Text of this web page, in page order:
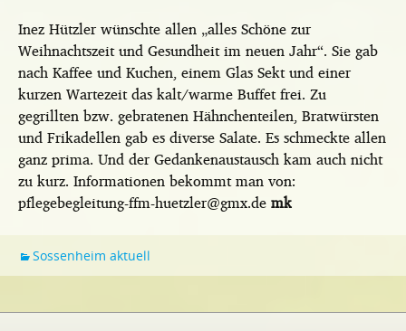
Inez Hützler wünschte allen „alles Schöne zur
Weihnachtszeit und Gesundheit im neuen Jahr“. Sie gab
nach Kaffee und Kuchen, einem Glas Sekt und einer
kurzen Wartezeit das kalt/warme Buffet frei. Zu
gegrillten bzw. gebratenen Hähnchenteilen, Bratwürsten
und Frikadellen gab es diverse Salate. Es schmeckte allen
ganz prima. Und der Gedankenaustausch kam auch nicht
zu kurz. Informationen bekommt man von:
pflegebegleitung-ffm-huetzler@gmx.demk
Sossenheim aktuell